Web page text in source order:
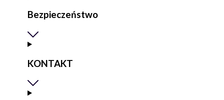
Bezpieczeństwo
KONTAKT